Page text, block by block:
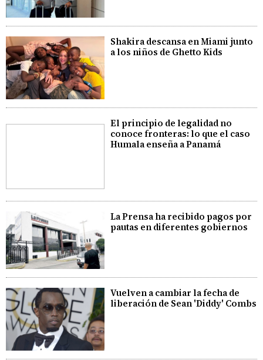
Shakira descansa en Miami junto
a los niños de Ghetto Kids
El principio de legalidad no
conoce fronteras: lo que el caso
Humala enseña a Panamá
La Prensa ha recibido pagos por
pautas en diferentes gobiernos
Vuelven a cambiar la fecha de
liberación de Sean 'Diddy' Combs